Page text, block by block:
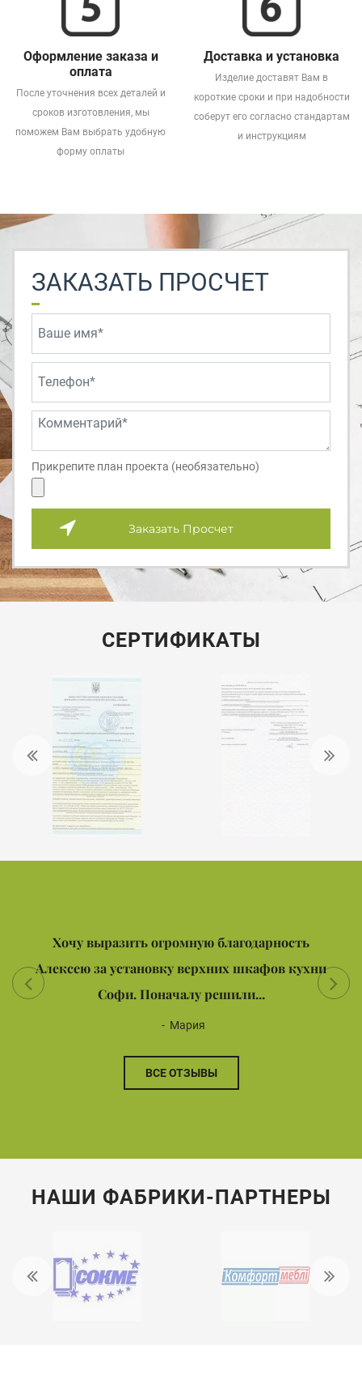
Оформление заказа и
оплата
После уточнения всех деталей и
сроков изготовления, мы
поможем Вам выбрать удобную
форму оплаты
Доставка и установка
Изделие доставят Вам в
короткие сроки и при надобности
соберут его согласно стандартам
и инструкциям
ЗАКАЗАТЬ ПРОСЧЕТ
Прикрепите план проекта (необязательно)
Заказать Просчет
СЕРТИФИКАТЫ
Хочу выразить огромную благодарность
Алексею за установку верхних шкафов кухни
Софи. Поначалу решили...
Мария
ВСЕ ОТЗЫВЫ
НАШИ ФАБРИКИ-ПАРТНЕРЫ